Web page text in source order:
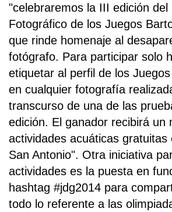
"celebraremos la III edición del
Fotográfico de los Juegos
que rinde homenaje al
fotógrafo. Para participar solo
etiquetar al perfil de los
en cualquier fotografía
transcurso de una de las
edición. El ganador recibirá un
actividades acuáticas gratuitas
San Antonio". Otra iniciativa
actividades es la puesta en
hashtag #jdg2014 para
todo lo referente a las